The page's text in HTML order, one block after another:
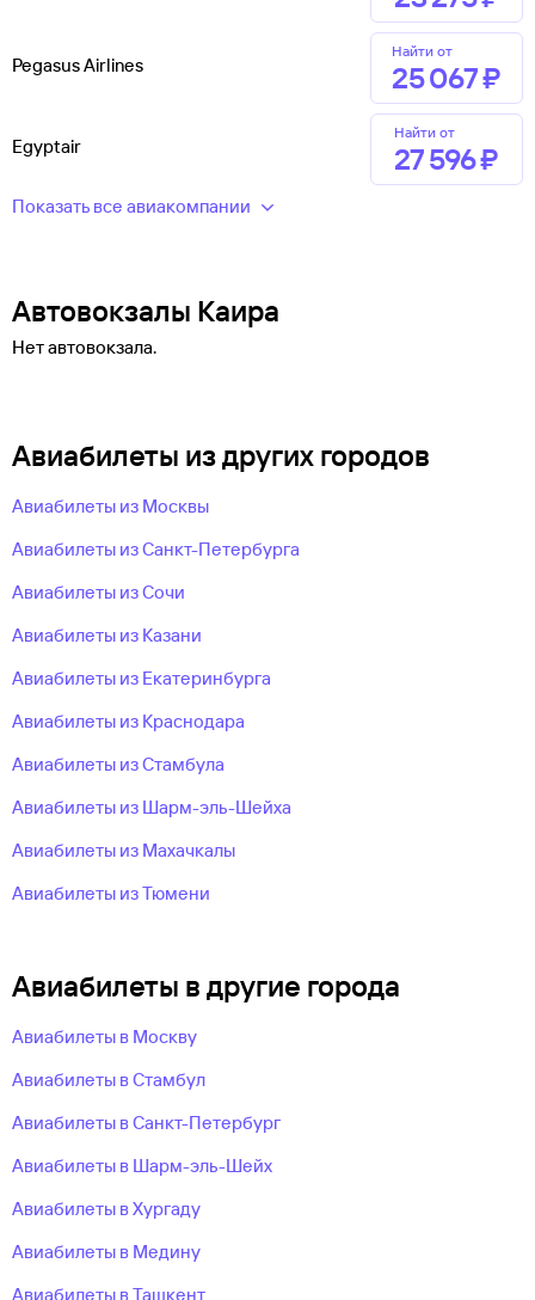
Pegasus Airlines
Найти от
25 ⁠067 ⁠₽
Egyptair
Найти от
27 ⁠596 ⁠₽
Показать все авиакомпании
Автовокзалы Каира
Нет автовокзала.
Авиабилеты из других городов
Авиабилеты из Москвы
Авиабилеты из Санкт-Петербурга
Авиабилеты из Сочи
Авиабилеты из Казани
Авиабилеты из Екатеринбурга
Авиабилеты из Краснодара
Авиабилеты из Стамбула
Авиабилеты из Шарм-эль-Шейха
Авиабилеты из Махачкалы
Авиабилеты из Тюмени
Авиабилеты в другие города
Авиабилеты в Москву
Авиабилеты в Стамбул
Авиабилеты в Санкт-Петербург
Авиабилеты в Шарм-эль-Шейх
Авиабилеты в Хургаду
Авиабилеты в Медину
Авиабилеты в Ташкент